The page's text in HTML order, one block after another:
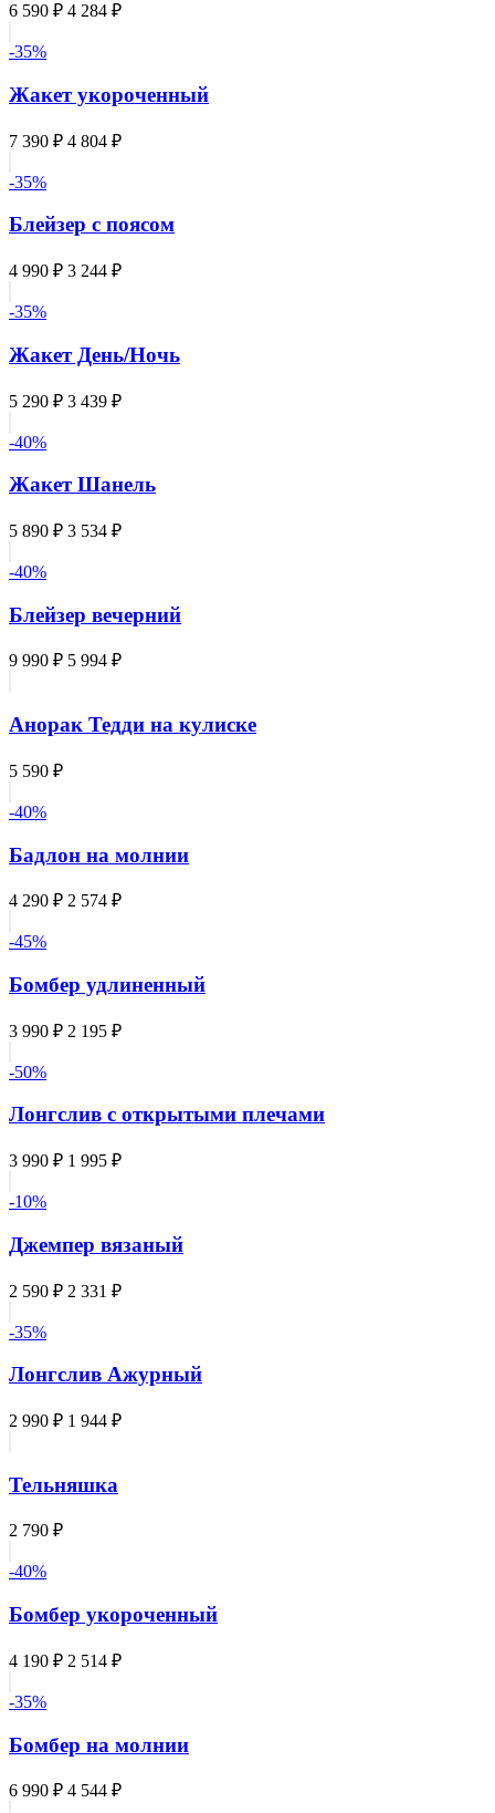
6 590 ₽ 4 284 ₽
-35%
Жакет укороченный
7 390 ₽ 4 804 ₽
-35%
Блейзер с поясом
4 990 ₽ 3 244 ₽
-35%
Жакет День/Ночь
5 290 ₽ 3 439 ₽
-40%
Жакет Шанель
5 890 ₽ 3 534 ₽
-40%
Блейзер вечерний
9 990 ₽ 5 994 ₽
Анорак Тедди на кулиске
5 590 ₽
-40%
Бадлон на молнии
4 290 ₽ 2 574 ₽
-45%
Бомбер удлиненный
3 990 ₽ 2 195 ₽
-50%
Лонгслив с открытыми плечами
3 990 ₽ 1 995 ₽
-10%
Джемпер вязаный
2 590 ₽ 2 331 ₽
-35%
Лонгслив Ажурный
2 990 ₽ 1 944 ₽
Тельняшка
2 790 ₽
-40%
Бомбер укороченный
4 190 ₽ 2 514 ₽
-35%
Бомбер на молнии
6 990 ₽ 4 544 ₽